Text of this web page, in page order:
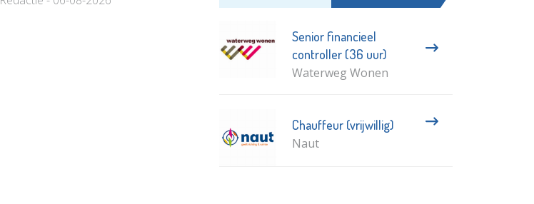
Senior financieel
controller (36 uur)
Waterweg Wonen
Chauffeur (vrijwillig)
Naut